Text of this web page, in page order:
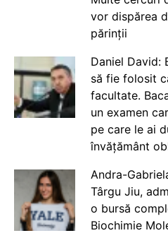
vor dispărea
părinții
Daniel David:
să fie folosit
facultate.
un examen
pe care le ai
învățământ
Andra-
Târgu Jiu,
o bursă
Biochimie